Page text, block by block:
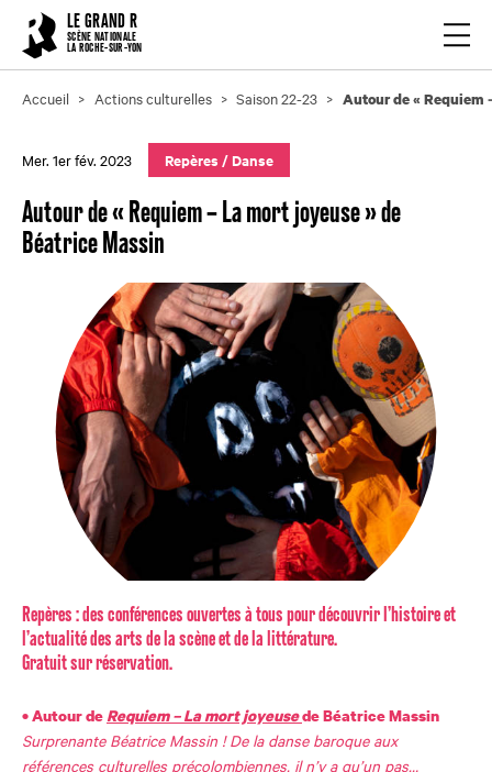
LE GRAND R
SCÈNE NATIONALE
LA ROCHE-SUR-YON
Accueil Actions culturelles Saison 22-23 Autour de « Requiem
Mer. 1er fév. 2023 Repères / Danse
Autour de « Requiem – La mort joyeuse » de
Béatrice Massin
Repères : des conférences ouvertes à tous pour découvrir l’histoire et
l’actualité des arts de la scène et de la littérature.
Gratuit sur réservation.
• Autour deRequiem – La mort joyeusede Béatrice Massin
Surprenante Béatrice Massin ! De la danse baroque aux
références culturelles précolombiennes, il n’y a qu’un pas…
Cookies management panel